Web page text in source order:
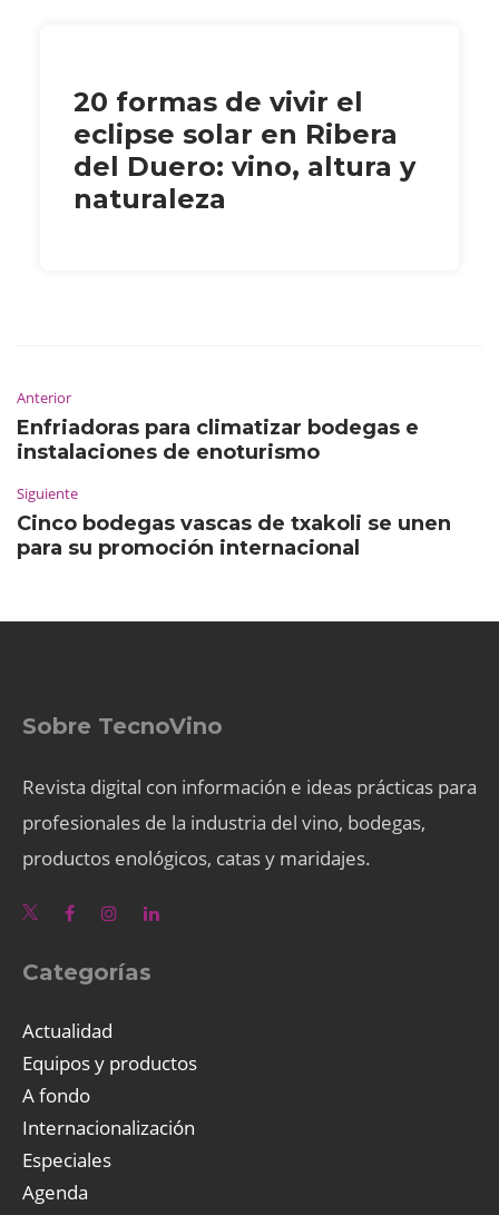
20 formas de vivir el
eclipse solar en Ribera
del Duero: vino, altura y
naturaleza
Anterior
Enfriadoras para climatizar bodegas e
instalaciones de enoturismo
Siguiente
Cinco bodegas vascas de txakoli se unen
para su promoción internacional
Sobre TecnoVino
Revista digital con información e ideas prácticas para
profesionales de la industria del vino, bodegas,
productos enológicos, catas y maridajes.
Categorías
Actualidad
Equipos y productos
A fondo
Internacionalización
Especiales
Agenda